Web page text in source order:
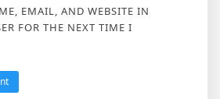
EMAIL, AND WEBSITE IN
FOR THE NEXT TIME I